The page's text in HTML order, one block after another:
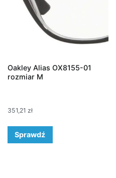
Oakley Alias OX8155-01
rozmiar M
351,21 zł
Sprawdź